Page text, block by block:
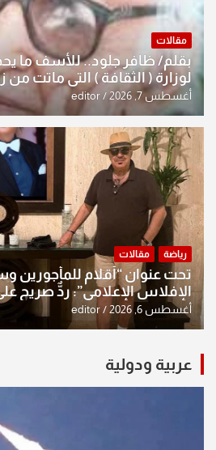
مقالات
بقلم/ ظافر جلود.. للأسف ما
النخبة والإرث العظيم للثقافة
أغسطس 7, 2026 editor
رياضة مقالات
تحت عنوان “أقلام
الإفلاس الإعلامي”: ردٌّ صريح
الشكرجي
أغسطس 6, 2026 editor
عربية ودولية